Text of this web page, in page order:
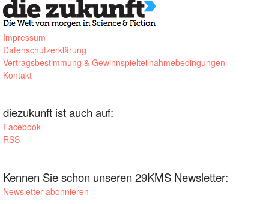
Impressum
Datenschutzerklärung
Vertragsbestimmung & Gewinnspielteilnahmebedingungen
Kontakt
diezukunft ist auch auf:
Facebook
RSS
Kennen Sie schon unseren 29KMS Newsletter:
Newsletter abonnieren